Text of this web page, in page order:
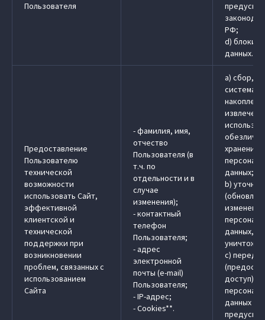
Пользователя
РФ;
d)
данных.
Предоставление
Пользователю
технической
возможности
использовать Сайт,
эффективной
клиентской и
технической
поддержки при
возникновении
проблем, связанных с
использованием
Сайта
- фамилия, имя,
отчество
Пользователя (в
т.ч. по
отдельности и в
случае
изменения);
- контактный
телефон
Пользователя;
- адрес
электронной
почты (e-mail)
Пользователя;
- IP-адрес;
- Cookies**.
a) сбор,
хранение
данных;
b)
данных,
c)
доступ)
данных в